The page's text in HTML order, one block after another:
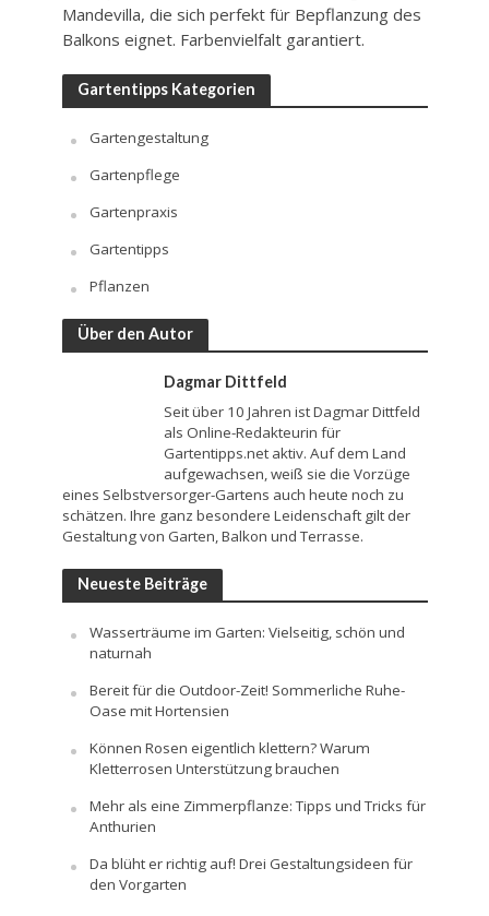
Mandevilla, die sich perfekt für Bepflanzung des
Balkons eignet. Farbenvielfalt garantiert.
Gartentipps Kategorien
Gartengestaltung
Gartenpflege
Gartenpraxis
Gartentipps
Pflanzen
Über den Autor
Dagmar Dittfeld
Seit über 10 Jahren ist Dagmar Dittfeld
als Online-Redakteurin für
Gartentipps.net aktiv. Auf dem Land
aufgewachsen, weiß sie die Vorzüge
eines Selbstversorger-Gartens auch heute noch zu
schätzen. Ihre ganz besondere Leidenschaft gilt der
Gestaltung von Garten, Balkon und Terrasse.
Neueste Beiträge
Wasserträume im Garten: Vielseitig, schön und
naturnah
Bereit für die Outdoor-Zeit! Sommerliche Ruhe-
Oase mit Hortensien
Können Rosen eigentlich klettern? Warum
Kletterrosen Unterstützung brauchen
Mehr als eine Zimmerpflanze: Tipps und Tricks für
Anthurien
Da blüht er richtig auf! Drei Gestaltungsideen für
den Vorgarten